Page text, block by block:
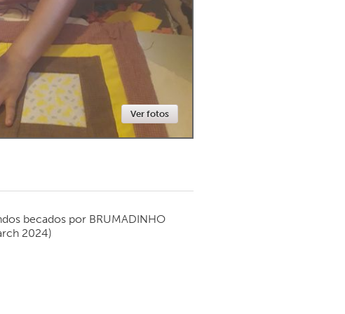
Newmarket
Ver fotos
becados por BRUMADINHO
2024)